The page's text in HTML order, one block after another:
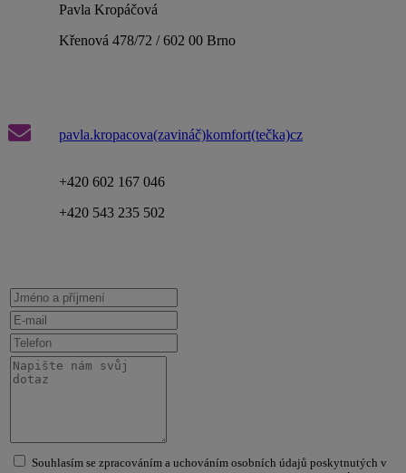
Pavla Kropáčová
Křenová 478/72 / 602 00 Brno
pavla.kropacova(zavináč)komfort(tečka)cz
+420 602 167 046
+420 543 235 502
Souhlasím se zpracováním a uchováním osobních údajů poskytnutých v